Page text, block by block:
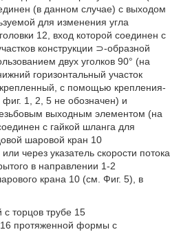
(в данном случае) с выходом
для изменения угла
12, вход которой соединен с
конструкции ⊃-образной
двух уголков 90° (на
горизонтальный участок
с помощью крепления-
1, 2, 5 не обозначен) и
выходным элементом (на
с гайкой шланга для
шаровой кран 10
через указатель скорости потока
в направлении 1-2
крана 10 (см. Фиг. 5), в
торцов трубе 15
протяженной формы с